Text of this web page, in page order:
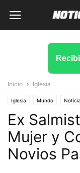
Inicio Iglesia
Iglesia Mundo
Ex
Mujer y
Novios